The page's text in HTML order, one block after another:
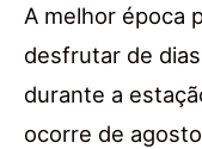
A melhor época
desfrutar de
durante a
ocorre de